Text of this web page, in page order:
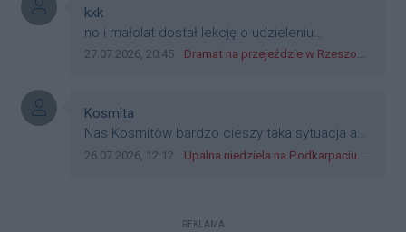
Autor komentarza:
kkk
Treść komentarza:
no i małolat dostał lekcję o udzieleniu
pierwszeństwa
Data dodania komentarza:
27.07.2026, 20:45 Źródło komentarza:
Dramat na przejeździe w Rzeszowie. 16-latek na hulajnodze wjechał wprost pod szynobus
Autor komentarza:
Kosmita
Treść komentarza:
Nas Kosmitów bardzo cieszy taka sytuacja a
już szczególnie, gdy bez wysiłku i nakładów
Data dodania komentarza:
26.07.2026, 12:12 Źródło komentarza:
Upalna niedziela na Podkarpaciu. Synoptycy zapowiadają 30°C w części regionu
REKLAMA